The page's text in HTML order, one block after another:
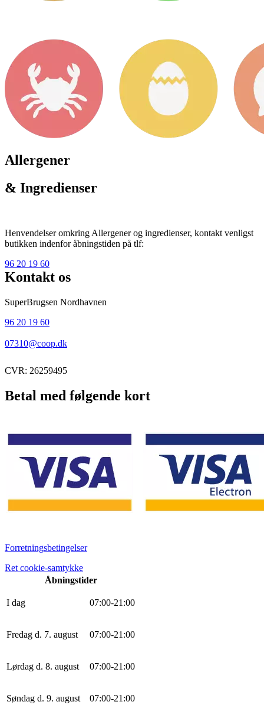
Allergener
& Ingredienser
Henvendelser omkring Allergener og ingredienser, kontakt venligst
butikken indenfor åbningstiden på tlf:
96 20 19 60
Kontakt os
SuperBrugsen Nordhavnen
96 20 19 60
07310@coop.dk
CVR: 26259495
Betal med følgende kort
Forretningsbetingelser
Ret cookie-samtykke
Åbningstider
I dag 07:00-21:00
Fredag d. 7. august 07:00-21:00
Lørdag d. 8. august 07:00-21:00
Søndag d. 9. august 07:00-21:00